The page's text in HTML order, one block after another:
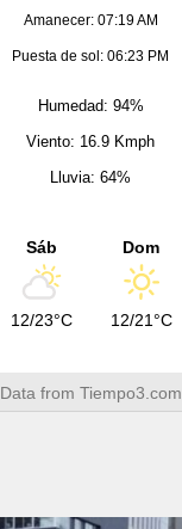
Amanecer: 07:19 AM
Puesta de sol: 06:23 PM
Humedad: 94%
Viento: 16.9 Kmph
Lluvia: 64%
Sáb
12/23°C
Dom
12/21°C
Data from Tiempo3.com